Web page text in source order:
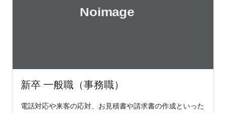
新卒 一般職（事務職）
電話対応や来客の応対、お見積書や請求書の作成といった